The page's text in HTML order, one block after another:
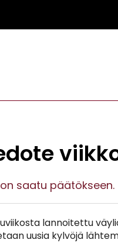
saatu päätökseen.
lannoitettu
uusia kylvöjä